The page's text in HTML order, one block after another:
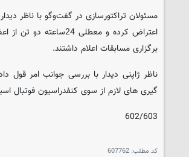
مسئولان تراکتورسازی در گفت‌وگو با ناظر
اعتراض کرده و معطلی
برگزاری مسابقات اعلام داشتند.
گیری های لازم از سوی کنفدراسیون فوتبال
602/603
کد مطلب: 607762